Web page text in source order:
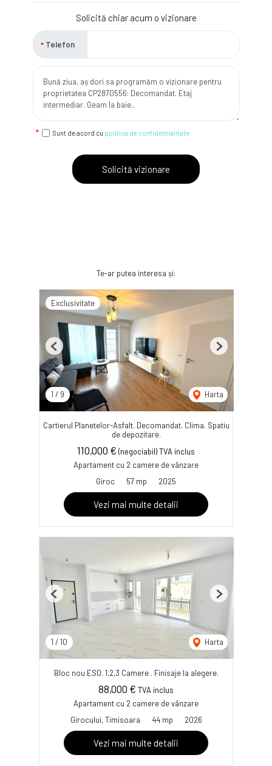
Solicită chiar acum o vizionare
Telefon
Sunt de acord cu politica de confidențialitate
Solicită vizionare
Te-ar putea interesa și:
Exclusivitate
1 / 9 Harta
Previous Next
Cartierul Planetelor-Asfalt. Decomandat. Clima. Spatiu
de depozitare.
110,000 € (negociabil) TVA inclus
Apartament cu 2 camere de vânzare
Giroc
57 mp 2025
Vezi mai multe detalii
1 / 10 Harta
Previous Next
Bloc nou ESO. 1,2,3 Camere . Finisaje la alegere.
88,000 € TVA inclus
Apartament cu 2 camere de vânzare
Girocului, Timisoara
44 mp 2026
Vezi mai multe detalii